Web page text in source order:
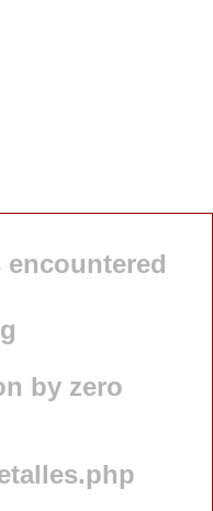
encountered
by zero